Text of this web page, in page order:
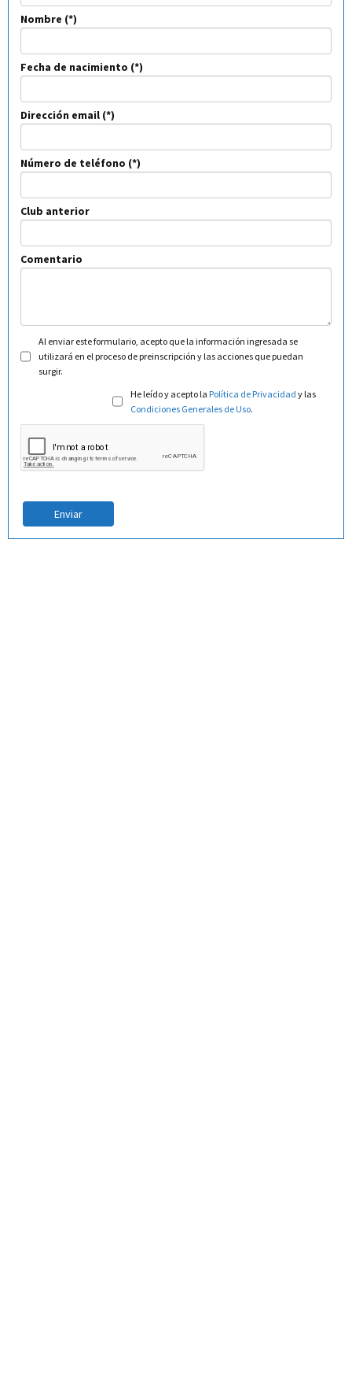
Nombre
Fecha de nacimiento
Dirección email
Número de teléfono
Club anterior
Comentario
Al enviar este formulario, acepto que la información ingresada se
utilizará en el proceso de preinscripción y las acciones que puedan
surgir.
He leído y acepto la Política de Privacidad y las
Condiciones Generales de Uso.
Enviar